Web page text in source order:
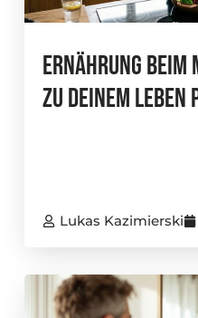
Ernährung Beim
Zu Deinem Leben
Lukas Kazimierski